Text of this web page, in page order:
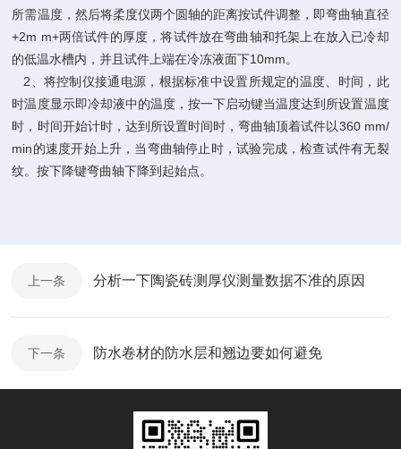
所需温度，然后将柔度仪两个圆轴的距离按试件调整，即弯曲轴直径
+2m m+两倍试件的厚度，将试件放在弯曲轴和托架上在放入已冷却
的低温水槽内，并且试件上端在冷冻液面下10mm。
2、将控制仪接通电源，根据标准中设置所规定的温度、时间，此
时温度显示即冷却液中的温度，按一下启动键当温度达到所设置温度
时，时间开始计时，达到所设置时间时，弯曲轴顶着试件以360 mm/
min的速度开始上升，当弯曲轴停止时，试验完成，检查试件有无裂
纹。按下降键弯曲轴下降到起始点。
上一条 分析一下陶瓷砖测厚仪测量数据不准的原因
下一条 防水卷材的防水层和翘边要如何避免